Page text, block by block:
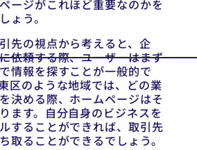
ージがこれほど重要なのかを
ょう。
先の視点から考えると、企
依頼する際、ユーザーはまず
情報を探すことが一般的で
区のような地域では、どの業
決める際、ホームページはそ
ます。自分自身のビジネスを
することができれば、取引先
取ることができるでしょう。